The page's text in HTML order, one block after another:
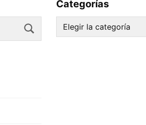
Categorías
Categorías